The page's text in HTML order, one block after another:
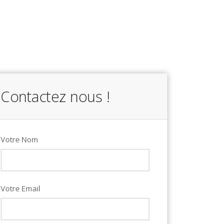
Contactez nous !
Votre Nom
Votre Email